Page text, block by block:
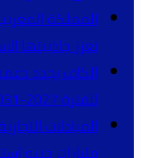
المملكة
تعزز جاذبيتها
الكاف يجدد
للفترة 2027-2031 (بيان رسمي)
مليارات جنيه